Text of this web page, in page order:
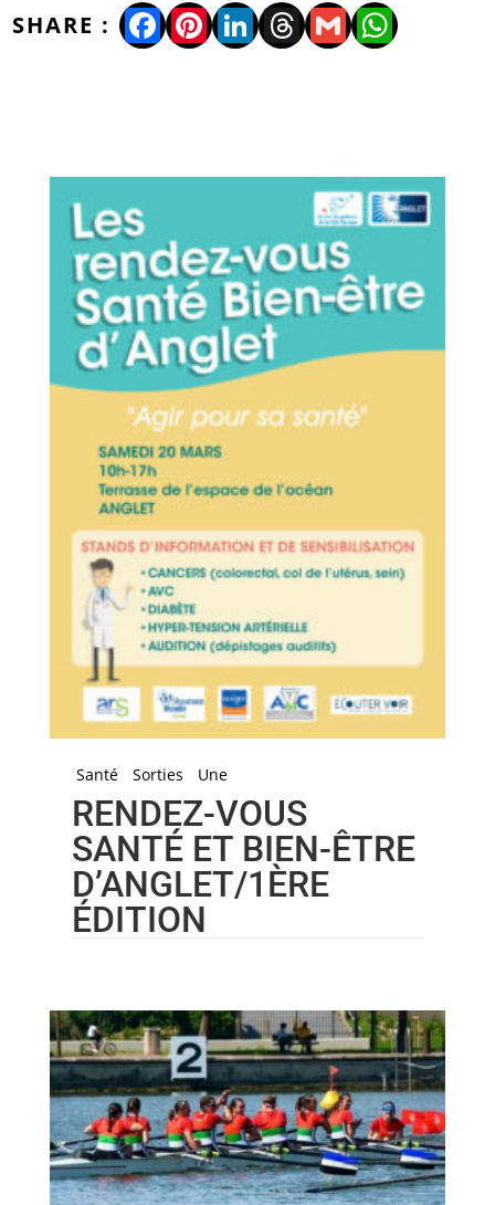
Facebook
Pinterest
LinkedIn
Threads
Gmail
Santé Sorties Une
RENDEZ-VOUS
SANTÉ ET BIEN-ÊTRE
D’ANGLET/1ÈRE
ÉDITION